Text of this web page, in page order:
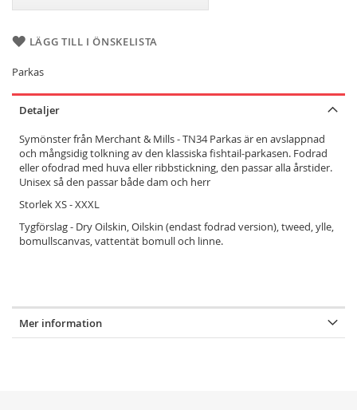
LÄGG TILL I ÖNSKELISTA
Parkas
Detaljer
Symönster från Merchant & Mills - TN34 Parkas är en avslappnad
och mångsidig tolkning av den klassiska fishtail-parkasen. Fodrad
eller ofodrad med huva eller ribbstickning, den passar alla årstider.
Unisex så den passar både dam och herr
Storlek XS - XXXL
Tygförslag - Dry Oilskin, Oilskin (endast fodrad version), tweed, ylle,
bomullscanvas, vattentät bomull och linne.
Mer information